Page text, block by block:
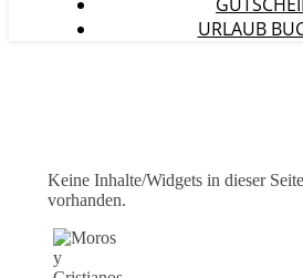
URLAUB
Keine Inhalte/Widgets in dieser
vorhanden.